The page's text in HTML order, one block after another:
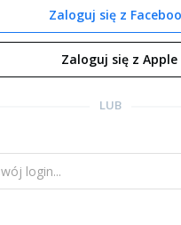
Zaloguj się z
Zaloguj się z Apple
LUB